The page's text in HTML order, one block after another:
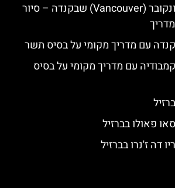
סיורים חינמיים בונקובר (Vancouver) שבקנדה – סיור
עם מדריך מקומי על בסיס תשר
עם מדריך מקומי על בסיס
פאולו בברזיל
דה ז'נרו בברזיל